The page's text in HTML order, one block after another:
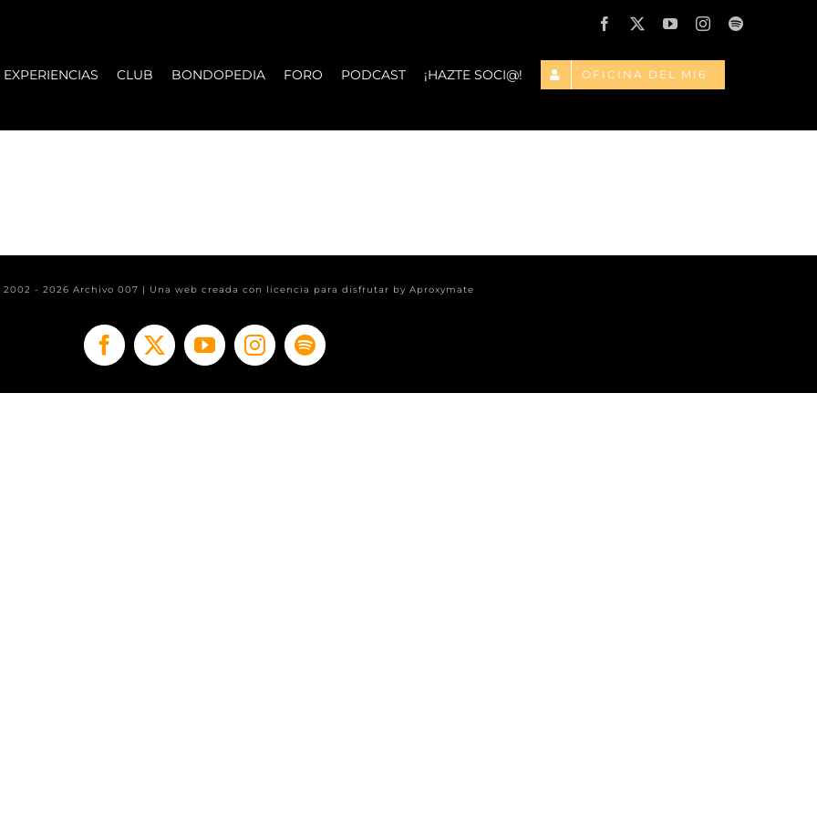
Facebook
X YouTubeInstagramSpotify
EXPERIENCIAS CLUB BONDOPEDIA FORO PODCAST ¡HAZTE SOCI@! OFICINA DEL MI6
2002 - 2026 Archivo 007 | Una web creada con licencia para disfrutar by Aproxymate
Facebook
X YouTubeInstagramSpotify